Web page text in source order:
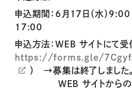
申込期間：6月17日（水）9:00
17:00
申込方法：WEB サイトにて受
https://forms.gle/
） →募集は終了しました。
WEB サイトからのお